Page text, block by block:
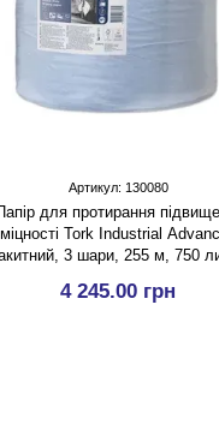
Артикул: 130080
для протирання
міцності Tork Industrial
3 шари, 255 м, 750
4 245.00 грн